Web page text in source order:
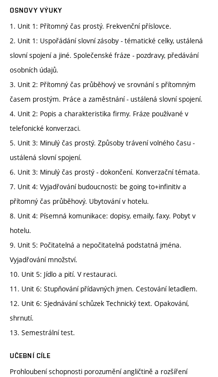
OSNOVY VÝUKY
1. Unit 1: Přítomný čas prostý. Frekvenční příslovce.
2. Unit 1: Uspořádání slovní zásoby - tématické celky, ustálená
slovní spojení a jiné. Společenské fráze - pozdravy, předávání
osobních údajů.
3. Unit 2: Přítomný čas průběhový ve srovnání s přítomným
časem prostým. Práce a zaměstnání - ustálená slovní spojení.
4. Unit 2: Popis a charakteristika firmy. Fráze používané v
telefonické konverzaci.
5. Unit 3: Minulý čas prostý. Způsoby trávení volného času -
ustálená slovní spojení.
6. Unit 3: Minulý čas prostý - dokončení. Konverzační témata.
7. Unit 4: Vyjadřování budoucnosti: be going to+infinitiv a
přítomný čas průběhový. Ubytování v hotelu.
8. Unit 4: Písemná komunikace: dopisy, emaily, faxy. Pobyt v
hotelu.
9. Unit 5: Počitatelná a nepočitatelná podstatná jména.
Vyjadřování množství.
10. Unit 5: Jídlo a pití. V restauraci.
11. Unit 6: Stupňování přídavných jmen. Cestování letadlem.
12. Unit 6: Sjednávání schůzek Technický text. Opakování,
shrnutí.
13. Semestrální test.
UČEBNÍ CÍLE
Prohloubení schopnosti porozumění angličtině a rozšíření